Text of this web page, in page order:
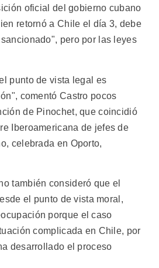
oficial del gobierno cubano
retornó a Chile el día 3, debe
pero por las leyes
punto de vista legal es
comentó Castro pocos
de Pinochet, que coincidió
Iberoamericana de jefes de
celebrada en Oporto,
también consideró que el
el punto de vista moral,
porque el caso
complicada en Chile, por
desarrollado el proceso